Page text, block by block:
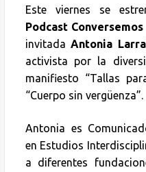
Este viernes se
Podcast
invitadaAntonia
activista por la
manifiesto “Tallas
“Cuerpo sin vergüenza”.
Antonia es
en Estudios
a diferentes